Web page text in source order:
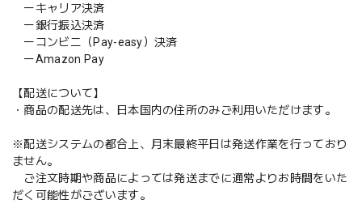
ーキャリア決済
ー銀行振込決済
ーコンビニ（Pay-easy）決済
ーAmazon Pay
【配送について】
・商品の配送先は、日本国内の住所のみご利用いただけます。
※配送システムの都合上、月末最終平日は発送作業を行っており
ません。
ご注文時期や商品によっては発送までに通常よりお時間をいた
だく可能性がございます。